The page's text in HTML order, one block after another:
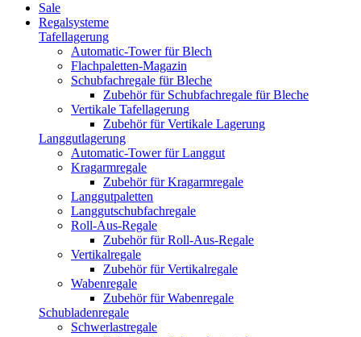
Sale
Regalsysteme
Tafellagerung
Automatic-Tower für Blech
Flachpaletten-Magazin
Schubfachregale für Bleche
Zubehör für Schubfachregale für Bleche
Vertikale Tafellagerung
Zubehör für Vertikale Lagerung
Langgutlagerung
Automatic-Tower für Langgut
Kragarmregale
Zubehör für Kragarmregale
Langgutpaletten
Langgutschubfachregale
Roll-Aus-Regale
Zubehör für Roll-Aus-Regale
Vertikalregale
Zubehör für Vertikalregale
Wabenregale
Zubehör für Wabenregale
Schubladenregale
Schwerlastregale